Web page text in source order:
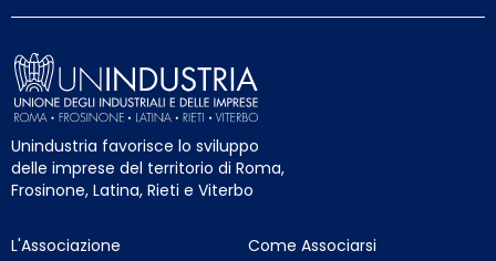
Unindustria favorisce lo sviluppo
delle imprese del territorio di Roma,
Frosinone, Latina, Rieti e Viterbo
L'Associazione
Come Associarsi